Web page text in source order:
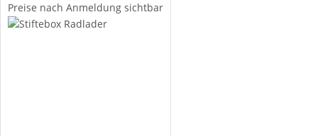
Preise nach Anmeldung sichtbar